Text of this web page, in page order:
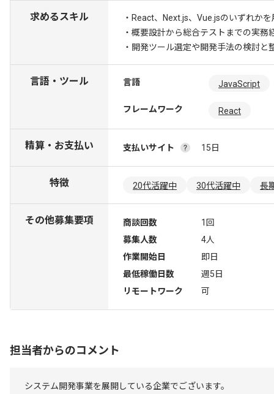
求めるスキル
・React、Next.js、Vue.jsのいずれか
・概要設計から総合テストまでの実務
・開発ツール選定や開発手法の検討と
言語・ツール 言語 JavaScript
フレームワーク React
精算・お支払い 支払いサイト 15日
特徴 20代活躍中 30代活躍中 長
その他募集要項 商談回数
1回
募集人数
4人
作業開始日
即日
最低稼働日数
週5日
リモートワーク
可
担当者からのコメント
システム開発事業を展開している企業でございます。